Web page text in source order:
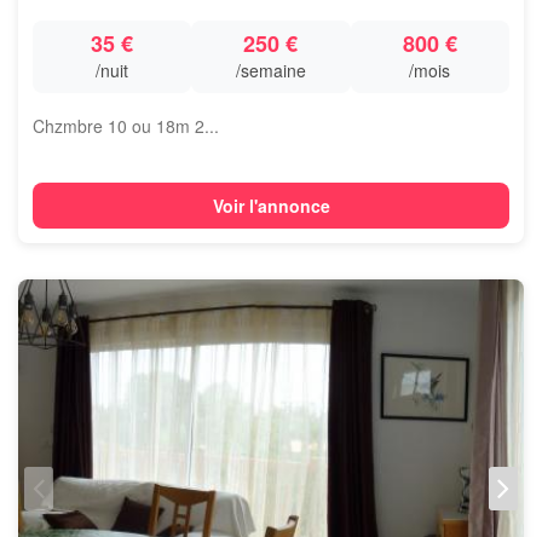
35 €
/nuit
250 €
/semaine
800 €
/mois
Chzmbre 10 ou 18m 2...
Voir l'annonce